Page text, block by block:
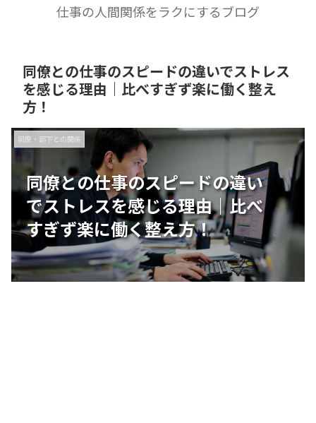
仕事の人間関係をラクにするブログ
同僚との仕事のスピードの違いでストレス
を感じる理由｜比べすぎず楽に働く整え
方！
同僚との仕事のスピードの違い
でストレスを感じる理由｜比べ
すぎず楽に働く整え方！
同僚・部下との関係